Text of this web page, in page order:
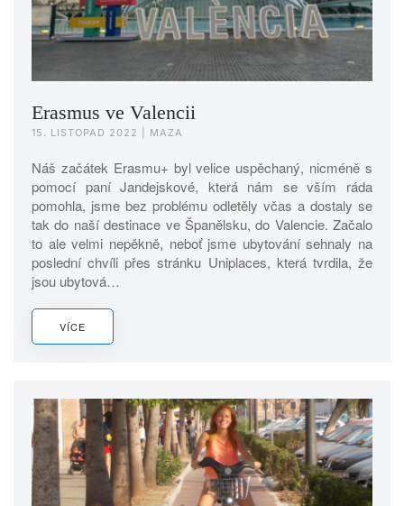
Erasmus ve Valencii
15. LISTOPAD 2022 | MAZA
Náš začátek Erasmu+ byl velice uspěchaný, nicméně s
pomocí paní Jandejskové, která nám se vším ráda
pomohla, jsme bez problému odletěly včas a dostaly se
tak do naší destinace ve Španělsku, do Valencie. Začalo
to ale velmi nepěkně, neboť jsme ubytování sehnaly na
poslední chvíli přes stránku Uniplaces, která tvrdila, že
jsou ubytová…
VÍCE